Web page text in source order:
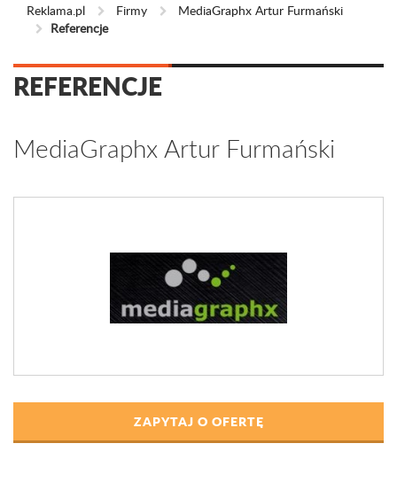
Reklama.pl Firmy
MediaGraphx Artur Furmański
Referencje
REFERENCJE
MediaGraphx Artur Furmański
ZAPYTAJ O OFERTĘ